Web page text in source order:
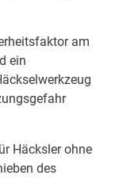
am
ein
Häcksler ohne
des